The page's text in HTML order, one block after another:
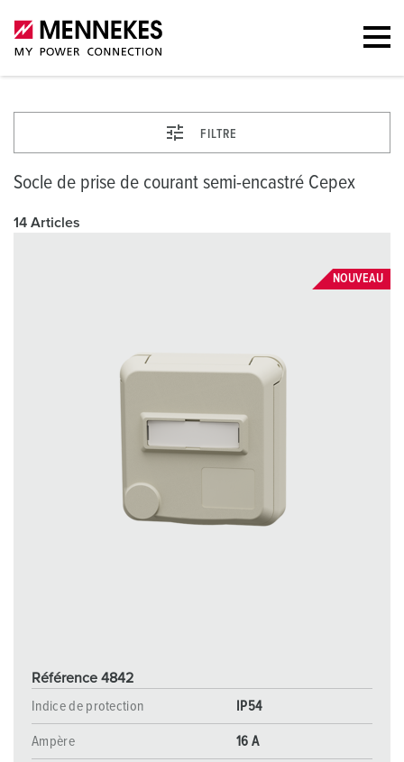
FILTRE
Socle de prise de courant semi-encastré Cepex
14 Articles
NOUVEAU
Référence 4842
Indice de protection
IP54
Ampère 16 A